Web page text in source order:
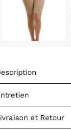
et Retour